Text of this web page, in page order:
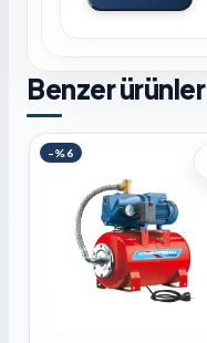
Benzer ürünler
-%6